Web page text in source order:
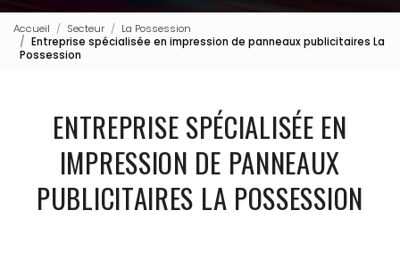
Accueil Secteur
La Possession
Entreprise spécialisée en impression de panneaux publicitaires La
Possession
ENTREPRISE SPÉCIALISÉE EN
IMPRESSION DE PANNEAUX
PUBLICITAIRES LA POSSESSION